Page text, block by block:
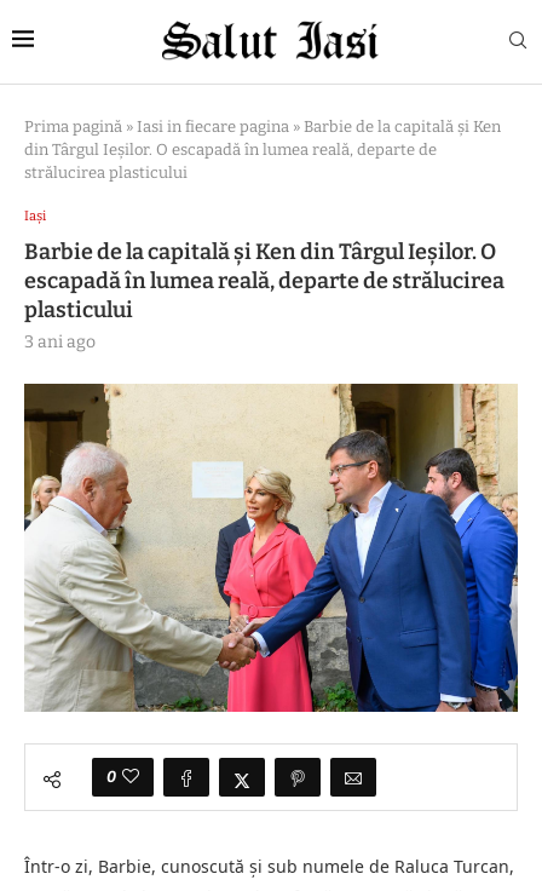
Prima pagină » Iasi in fiecare pagina » Barbie de la capitală și Ken
din Târgul Ieșilor. O escapadă în lumea reală, departe de
strălucirea plasticului
Iași
Barbie de la capitală și Ken din Târgul Ieșilor. O
escapadă în lumea reală, departe de strălucirea
plasticului
3 ani ago
0
Într-o zi, Barbie, cunoscută și sub numele de Raluca Turcan,